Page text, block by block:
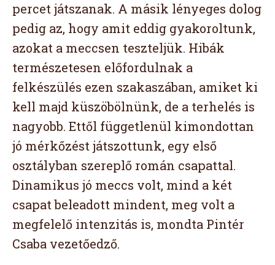
percet játszanak. A másik lényeges dolog
pedig az, hogy amit eddig gyakoroltunk,
azokat a meccsen teszteljük. Hibák
természetesen előfordulnak a
felkészülés ezen szakaszában, amiket ki
kell majd küszöbölnünk, de a terhelés is
nagyobb. Ettől függetlenül kimondottan
jó mérkőzést játszottunk, egy első
osztályban szereplő román csapattal.
Dinamikus jó meccs volt, mind a két
csapat beleadott mindent, meg volt a
megfelelő intenzitás is, mondta Pintér
Csaba vezetőedző.